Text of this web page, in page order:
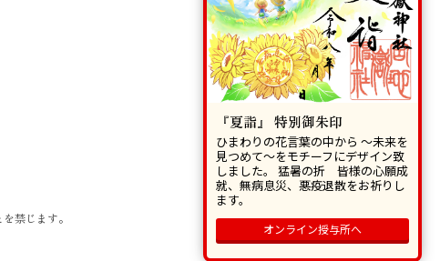
禁じます。
『夏詣』 特別御朱印
ひまわりの花言葉の中から 〜未来を
見つめて〜をモチーフにデザイン致
しました。 猛暑の折 皆様の心願成
就、無病息災、悪疫退散をお祈りし
ます。
オンライン授与所へ